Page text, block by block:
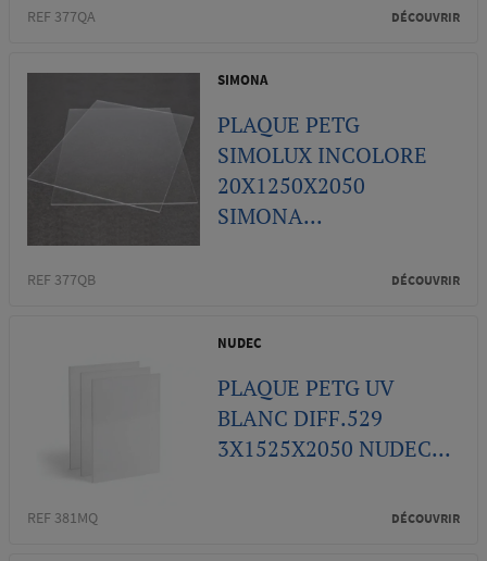
REF 377QA DÉCOUVRIR
SIMONA
PLAQUE PETG
SIMOLUX INCOLORE
20X1250X2050
SIMONA...
REF 377QB DÉCOUVRIR
NUDEC
PLAQUE PETG UV
BLANC DIFF.529
3X1525X2050 NUDEC...
REF 381MQ DÉCOUVRIR